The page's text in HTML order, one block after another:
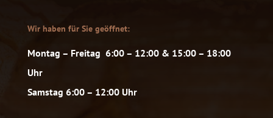
Wir haben für Sie geöffnet:
Montag – Freitag 6:00 – 12:00 & 15:00 – 18:00
Uhr
Samstag 6:00 – 12:00 Uhr